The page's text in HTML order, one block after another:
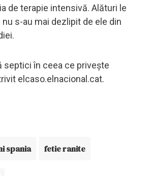
de terapie intensivă. Alături le
s-au mai dezlipit de ele din
septici în ceea ce privește
elcaso.elnacional.cat.
spania fetie ranite